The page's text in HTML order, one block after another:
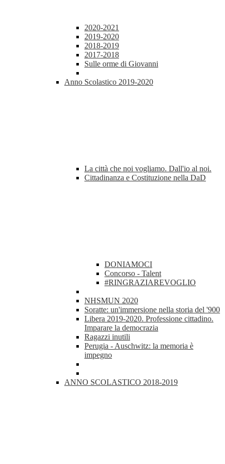
2020-2021
2019-2020
2018-2019
2017-2018
Sulle orme di Giovanni
Anno Scolastico 2019-2020
La città che noi vogliamo. Dall'io al noi.
Cittadinanza e Costituzione nella DaD
DONIAMOCI
Concorso - Talent
#RINGRAZIAREVOGLIO
NHSMUN 2020
Soratte: un'immersione nella storia del '900
Libera 2019-2020. Professione cittadino.
Imparare la democrazia
Ragazzi inutili
Perugia - Auschwitz: la memoria è
impegno
ANNO SCOLASTICO 2018-2019